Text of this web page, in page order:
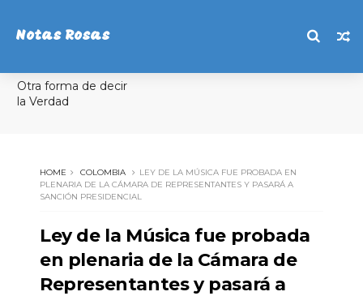
Notas Rosas
Otra forma de decir
la Verdad
HOME COLOMBIA
LEY DE LA MÚSICA FUE PROBADA EN
PLENARIA DE LA CÁMARA DE REPRESENTANTES Y PASARÁ A
SANCIÓN PRESIDENCIAL
Ley de la Música fue probada
en plenaria de la Cámara de
Representantes y pasará a